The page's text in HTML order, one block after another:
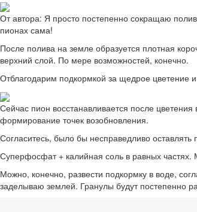
От автора: Я просто постепенно сокращаю
пионах сама!
После полива на земле образуется плотная
верхний слой. По мере возможностей, конечно.
Отблагодарим подкормкой за щедрое
Сейчас пион восстанавливается после
формирование точек возобновления.
Согласитесь, было бы несправедливо
Суперфосфат + калийная соль в равных частях.
Можно, конечно, развести подкормку в воде,
заделываю землей. Гранулы будут постепенно